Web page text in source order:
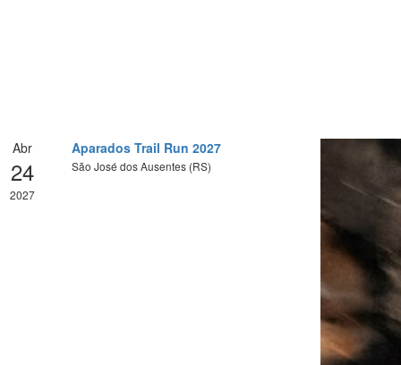
Abr
24
2027
Aparados Trail Run 2027
São José dos Ausentes (RS)